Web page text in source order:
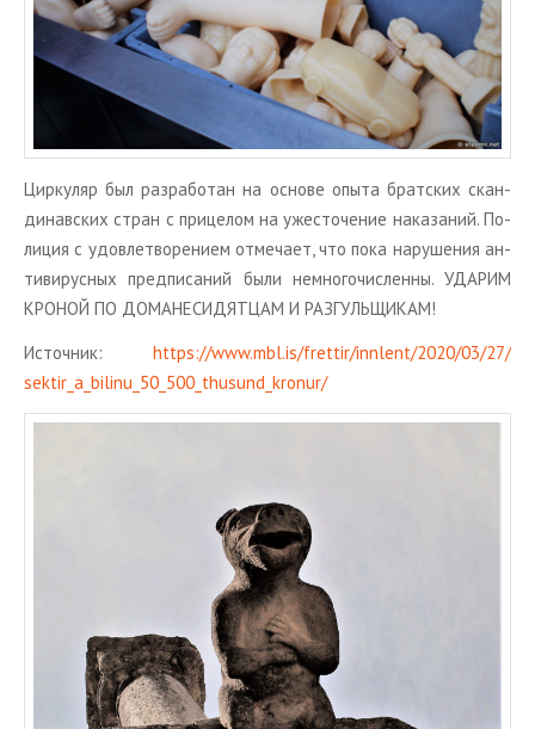
Цир­ку­ляр был раз­ра­бо­тан на ос­но­ве опыта брат­ских скан­
ди­нав­ских стран с при­це­лом на уже­сто­че­ние на­ка­за­ний. По­
ли­ция с удо­вле­тво­ре­ни­ем от­ме­ча­ет, что пока на­ру­ше­ния ан­
ти­ви­рус­ных пред­пи­са­ний были немно­го­чис­лен­ны. УДА­РИМ
КРО­НОЙ ПО ДО­МА­НЕ­СИ­ДЯТ­ЦАМ И РАЗ­ГУЛЬ­ЩИ­КАМ!
Ис­точ­ник: https://​www.​mbl.​is/​frettir/​innlent/​2020/​03/​27/​
sektir_​a_​bilinu_​50_​500_​thusund_​kronur/